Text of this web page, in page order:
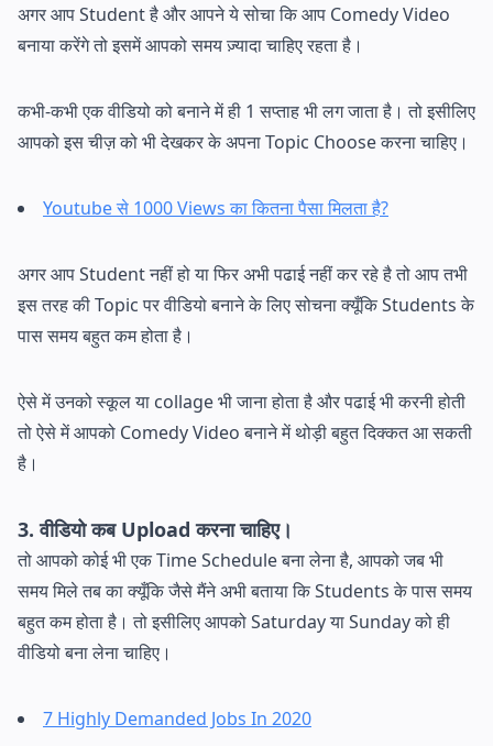
अगर आप Student है और आपने ये सोचा कि आप Comedy Video
बनाया करेंगे तो इसमें आपको समय ज़्यादा चाहिए रहता है।
कभी-कभी एक वीडियो को बनाने में ही 1 सप्ताह भी लग जाता है। तो इसीलिए
आपको इस चीज़ को भी देखकर के अपना Topic Choose करना चाहिए।
Youtube से 1000 Views का कितना पैसा मिलता है?
अगर आप Student नहीं हो या फिर अभी पढाई नहीं कर रहे है तो आप तभी
इस तरह की Topic पर वीडियो बनाने के लिए सोचना क्यूँकि Students के
पास समय बहुत कम होता है।
ऐसे में उनको स्कूल या collage भी जाना होता है और पढाई भी करनी होती
तो ऐसे में आपको Comedy Video बनाने में थोड़ी बहुत दिक्कत आ सकती
है।
3. वीडियो कब Upload करना चाहिए।
तो आपको कोई भी एक Time Schedule बना लेना है, आपको जब भी
समय मिले तब का क्यूँकि जैसे मैंने अभी बताया कि Students के पास समय
बहुत कम होता है। तो इसीलिए आपको Saturday या Sunday को ही
वीडियो बना लेना चाहिए।
7 Highly Demanded Jobs In 2020